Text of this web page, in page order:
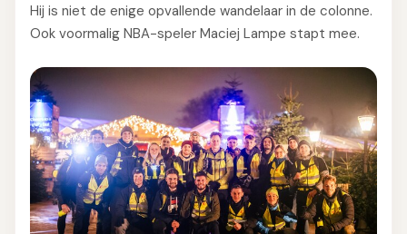
Hij is niet de enige opvallende wandelaar in de colonne.
Ook voormalig NBA-speler Maciej Lampe stapt mee.